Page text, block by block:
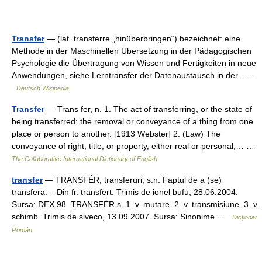
Transfer— (lat. transferre „hinüberbringen“) bezeichnet: eine
Methode in der Maschinellen Übersetzung in der Pädagogischen
Psychologie die Übertragung von Wissen und Fertigkeiten in neue
Anwendungen, siehe Lerntransfer der Datenaustausch in der… …
Deutsch Wikipedia
Transfer— Trans fer, n. 1. The act of transferring, or the state of
being transferred; the removal or conveyance of a thing from one
place or person to another. [1913 Webster] 2. (Law) The
conveyance of right, title, or property, either real or personal,… …
The Collaborative International Dictionary of English
transfer— TRANSFÉR, transferuri, s.n. Faptul de a (se)
transfera. – Din fr. transfert. Trimis de ionel bufu, 28.06.2004.
Sursa: DEX 98 TRANSFÉR s. 1. v. mutare. 2. v. transmisiune. 3. v.
schimb. Trimis de siveco, 13.09.2007. Sursa: Sinonime …
Dicționar
Român